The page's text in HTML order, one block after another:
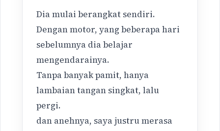
Dia mulai berangkat sendiri.
Dengan motor, yang beberapa hari
sebelumnya dia belajar
mengendarainya.
Tanpa banyak pamit, hanya
lambaian tangan singkat, lalu
pergi.
dan anehnya, saya justru merasa